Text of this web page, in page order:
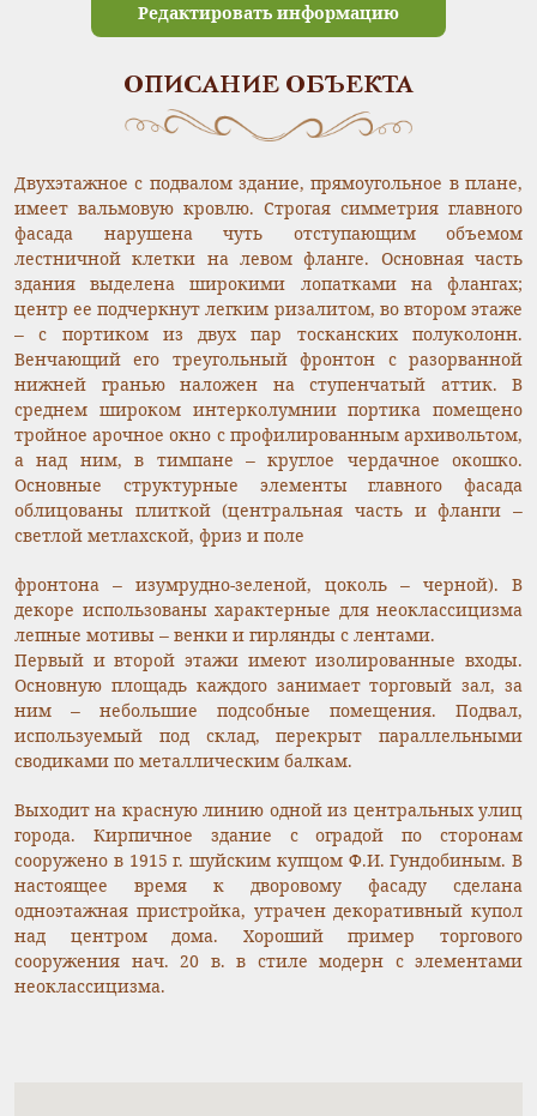
Редактировать информацию
ОПИСАНИЕ ОБЪЕКТА
Двухэтажное с подвалом здание, прямоугольное в плане,
имеет вальмовую кровлю. Строгая симметрия главного
фасада нарушена чуть отступающим объемом
лестничной клетки на левом фланге. Основная часть
здания выделена широкими лопатками на флангах;
центр ее подчеркнут легким ризалитом, во втором этаже
– с портиком из двух пар тосканских полуколонн.
Венчающий его треугольный фронтон с разорванной
нижней гранью наложен на ступенчатый аттик. В
среднем широком интерколумнии портика помещено
тройное арочное окно с профилированным архивольтом,
а над ним, в тимпане – круглое чердачное окошко.
Основные структурные элементы главного фасада
облицованы плиткой (центральная часть и фланги –
светлой метлахской, фриз и поле
фронтона – изумрудно-зеленой, цоколь – черной). В
декоре использованы характерные для неоклассицизма
лепные мотивы – венки и гирлянды с лентами.
Первый и второй этажи имеют изолированные входы.
Основную площадь каждого занимает торговый зал, за
ним – небольшие подсобные помещения. Подвал,
используемый под склад, перекрыт параллельными
сводиками по металлическим балкам.
Выходит на красную линию одной из центральных улиц
города. Кирпичное здание с оградой по сторонам
сооружено в 1915 г. шуйским купцом Ф.И. Гундобиным. В
настоящее время к дворовому фасаду сделана
одноэтажная пристройка, утрачен декоративный купол
над центром дома. Хороший пример торгового
сооружения нач. 20 в. в стиле модерн с элементами
неоклассицизма.